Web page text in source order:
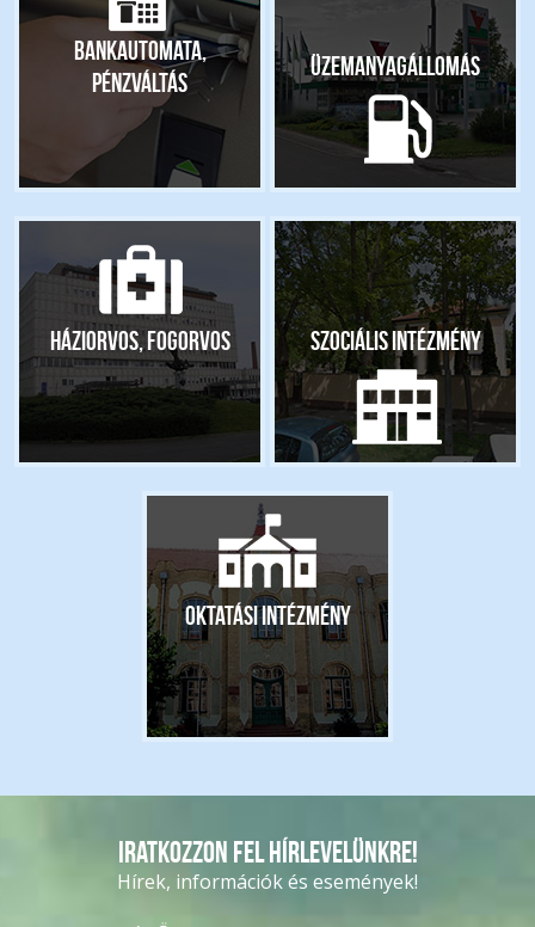
Bankautomata,
pénzváltás
Üzemanyagállomás
Háziorvos, fogorvos Szociális intézmény
Oktatási intézmény
Iratkozzon fel hírlevelünkre!
Hírek, információk és események!